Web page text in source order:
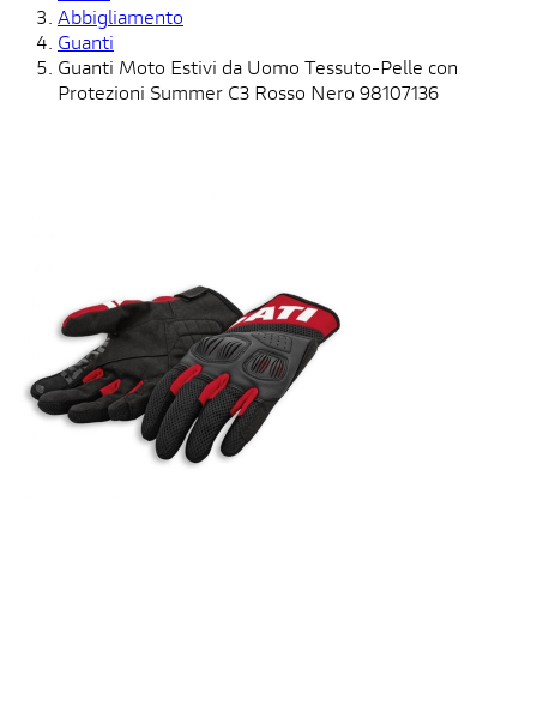
Abbigliamento
Guanti
Guanti Moto Estivi da Uomo Tessuto-Pelle con
Protezioni Summer C3 Rosso Nero 98107136